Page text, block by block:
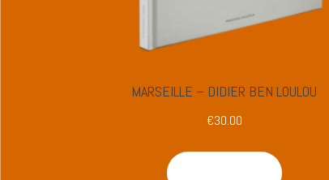
MARSEILLE – DIDIER BEN LOULOU
€30.00